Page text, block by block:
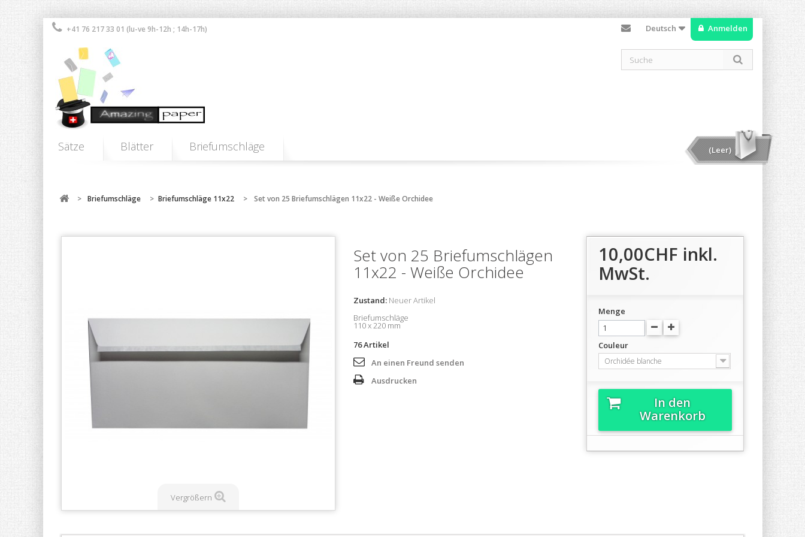
Anmelden
Deutsch
+41 76 217 33 01 (lu-ve 9h-12h ; 14h-17h)
(Leer)
Sätze Blätter Briefumschläge
> Briefumschläge > Briefumschläge 11x22 > Set von 25 Briefumschlägen 11x22 - Weiße Orchidee
Vergrößern
Set von 25 Briefumschlägen
11x22 - Weiße Orchidee
Zustand: Neuer Artikel
Briefumschläge
110 x 220 mm
76Artikel
An einen Freund senden
Ausdrucken
10,00CHF inkl.
MwSt.
Menge
Couleur
Orchidée blanche
In den
Warenkorb